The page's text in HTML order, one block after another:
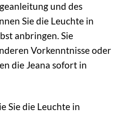
und des
Sie die Leuchte in
anbringen. Sie
Vorkenntnisse oder
die Jeana sofort in
Sie die Leuchte in